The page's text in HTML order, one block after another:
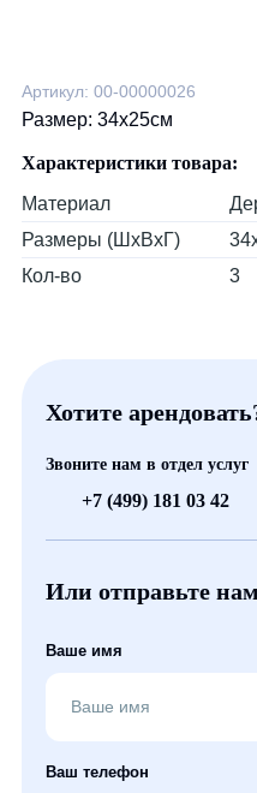
Артикул: 00-00000026
Размер: 34х25см
Характеристики товара:
Материал
Размеры (ШхВхГ)
Кол-во
3
Хотите
Звоните нам в отдел услуг
+7 (499) 181 03 42
Или отправьте
Ваше имя
Ваш телефон